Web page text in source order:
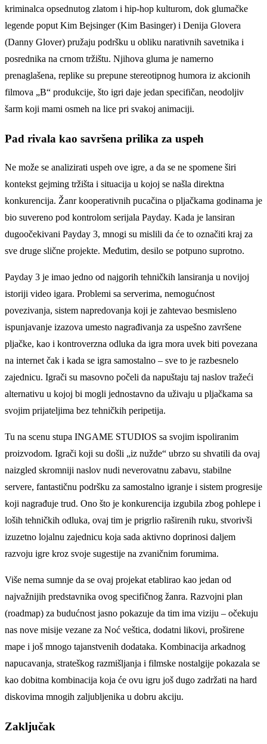
kriminalca opsednutog zlatom i hip-hop kulturom, dok glumačke
legende poput Kim Bejsinger (Kim Basinger) i Denija Glovera
(Danny Glover) pružaju podršku u obliku narativnih savetnika i
posrednika na crnom tržištu. Njihova gluma je namerno
prenaglašena, replike su prepune stereotipnog humora iz akcionih
filmova „B“ produkcije, što igri daje jedan specifičan, neodoljiv
šarm koji mami osmeh na lice pri svakoj animaciji.
Pad rivala kao savršena prilika za uspeh
Ne može se analizirati uspeh ove igre, a da se ne spomene širi
kontekst gejming tržišta i situacija u kojoj se našla direktna
konkurencija. Žanr kooperativnih pucačina o pljačkama godinama je
bio suvereno pod kontrolom serijala Payday. Kada je lansiran
dugoočekivani Payday 3, mnogi su mislili da će to označiti kraj za
sve druge slične projekte. Međutim, desilo se potpuno suprotno.
Payday 3 je imao jedno od najgorih tehničkih lansiranja u novijoj
istoriji video igara. Problemi sa serverima, nemogućnost
povezivanja, sistem napredovanja koji je zahtevao besmisleno
ispunjavanje izazova umesto nagrađivanja za uspešno završene
pljačke, kao i kontroverzna odluka da igra mora uvek biti povezana
na internet čak i kada se igra samostalno – sve to je razbesnelo
zajednicu. Igrači su masovno počeli da napuštaju taj naslov tražeći
alternativu u kojoj bi mogli jednostavno da uživaju u pljačkama sa
svojim prijateljima bez tehničkih peripetija.
Tu na scenu stupa INGAME STUDIOS sa svojim ispoliranim
proizvodom. Igrači koji su došli „iz nužde“ ubrzo su shvatili da ovaj
naizgled skromniji naslov nudi neverovatnu zabavu, stabilne
servere, fantastičnu podršku za samostalno igranje i sistem progresije
koji nagrađuje trud. Ono što je konkurencija izgubila zbog pohlepe i
loših tehničkih odluka, ovaj tim je prigrlio raširenih ruku, stvorivši
izuzetno lojalnu zajednicu koja sada aktivno doprinosi daljem
razvoju igre kroz svoje sugestije na zvaničnim forumima.
Više nema sumnje da se ovaj projekat etablirao kao jedan od
najvažnijih predstavnika ovog specifičnog žanra. Razvojni plan
(roadmap) za budućnost jasno pokazuje da tim ima viziju – očekuju
nas nove misije vezane za Noć veštica, dodatni likovi, proširene
mape i još mnogo tajanstvenih dodataka. Kombinacija arkadnog
napucavanja, strateškog razmišljanja i filmske nostalgije pokazala se
kao dobitna kombinacija koja će ovu igru još dugo zadržati na hard
diskovima mnogih zaljubljenika u dobru akciju.
Zaključak